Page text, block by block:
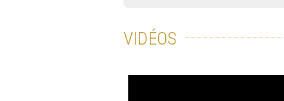
VIDÉOS